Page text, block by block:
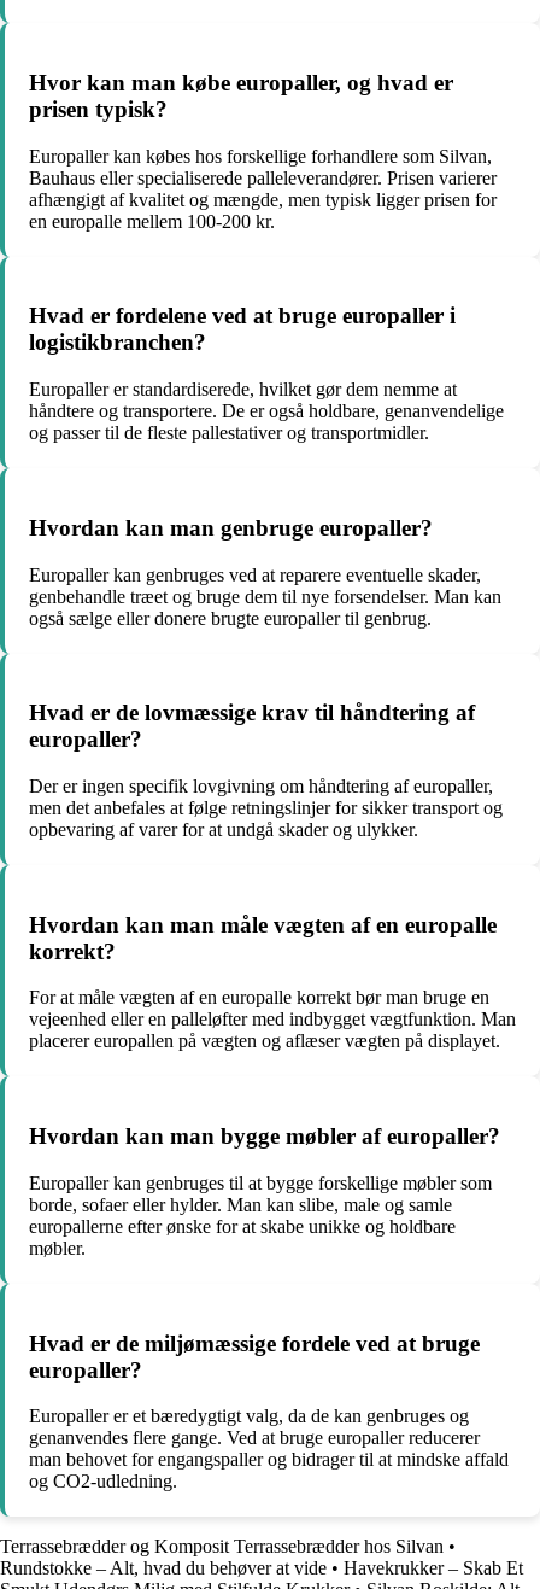
Hvor kan man købe europaller, og hvad er
prisen typisk?
Europaller kan købes hos forskellige forhandlere som Silvan,
Bauhaus eller specialiserede palleleverandører. Prisen varierer
afhængigt af kvalitet og mængde, men typisk ligger prisen for
en europalle mellem 100-200 kr.
Hvad er fordelene ved at bruge europaller i
logistikbranchen?
Europaller er standardiserede, hvilket gør dem nemme at
håndtere og transportere. De er også holdbare, genanvendelige
og passer til de fleste pallestativer og transportmidler.
Hvordan kan man genbruge europaller?
Europaller kan genbruges ved at reparere eventuelle skader,
genbehandle træet og bruge dem til nye forsendelser. Man kan
også sælge eller donere brugte europaller til genbrug.
Hvad er de lovmæssige krav til håndtering af
europaller?
Der er ingen specifik lovgivning om håndtering af europaller,
men det anbefales at følge retningslinjer for sikker transport og
opbevaring af varer for at undgå skader og ulykker.
Hvordan kan man måle vægten af en europalle
korrekt?
For at måle vægten af en europalle korrekt bør man bruge en
vejeenhed eller en palleløfter med indbygget vægtfunktion. Man
placerer europallen på vægten og aflæser vægten på displayet.
Hvordan kan man bygge møbler af europaller?
Europaller kan genbruges til at bygge forskellige møbler som
borde, sofaer eller hylder. Man kan slibe, male og samle
europallerne efter ønske for at skabe unikke og holdbare
møbler.
Hvad er de miljømæssige fordele ved at bruge
europaller?
Europaller er et bæredygtigt valg, da de kan genbruges og
genanvendes flere gange. Ved at bruge europaller reducerer
man behovet for engangspaller og bidrager til at mindske affald
og CO2-udledning.
Terrassebrædder og Komposit Terrassebrædder hos Silvan •
Rundstokke – Alt, hvad du behøver at vide • Havekrukker – Skab Et